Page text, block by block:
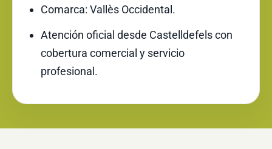
Comarca: Vallès Occidental.
Atención oficial desde Castelldefels con
cobertura comercial y servicio
profesional.